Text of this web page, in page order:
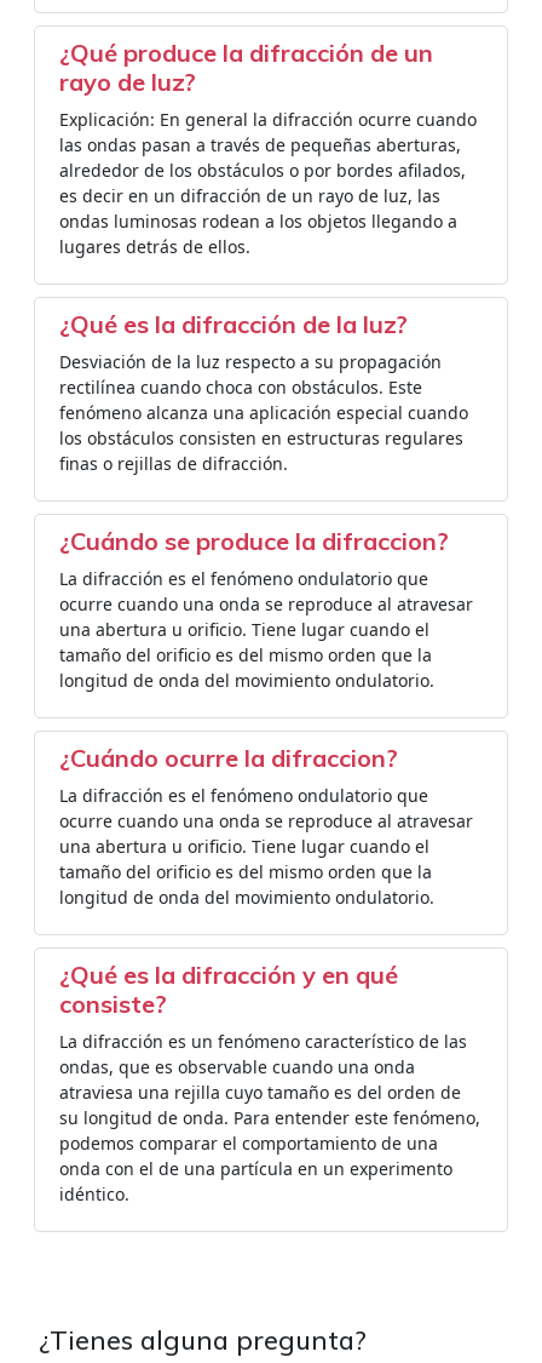
¿Qué produce la difracción de un
rayo de luz?
Explicación: En general la difracción ocurre cuando
las ondas pasan a través de pequeñas aberturas,
alrededor de los obstáculos o por bordes afilados,
es decir en un difracción de un rayo de luz, las
ondas luminosas rodean a los objetos llegando a
lugares detrás de ellos.
¿Qué es la difracción de la luz?
Desviación de la luz respecto a su propagación
rectilínea cuando choca con obstáculos. Este
fenómeno alcanza una aplicación especial cuando
los obstáculos consisten en estructuras regulares
finas o rejillas de difracción.
¿Cuándo se produce la difraccion?
La difracción es el fenómeno ondulatorio que
ocurre cuando una onda se reproduce al atravesar
una abertura u orificio. Tiene lugar cuando el
tamaño del orificio es del mismo orden que la
longitud de onda del movimiento ondulatorio.
¿Cuándo ocurre la difraccion?
La difracción es el fenómeno ondulatorio que
ocurre cuando una onda se reproduce al atravesar
una abertura u orificio. Tiene lugar cuando el
tamaño del orificio es del mismo orden que la
longitud de onda del movimiento ondulatorio.
¿Qué es la difracción y en qué
consiste?
La difracción es un fenómeno característico de las
ondas, que es observable cuando una onda
atraviesa una rejilla cuyo tamaño es del orden de
su longitud de onda. Para entender este fenómeno,
podemos comparar el comportamiento de una
onda con el de una partícula en un experimento
idéntico.
¿Tienes alguna pregunta?